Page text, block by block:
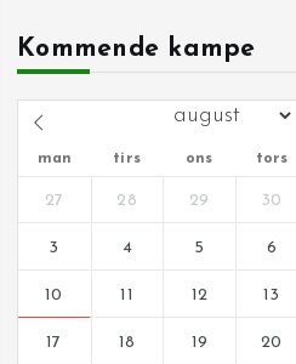
Kommende kampe
man tirs ons tors
27 28 29 30
3 4 5 6
10 11 12 13
17 18 19 20